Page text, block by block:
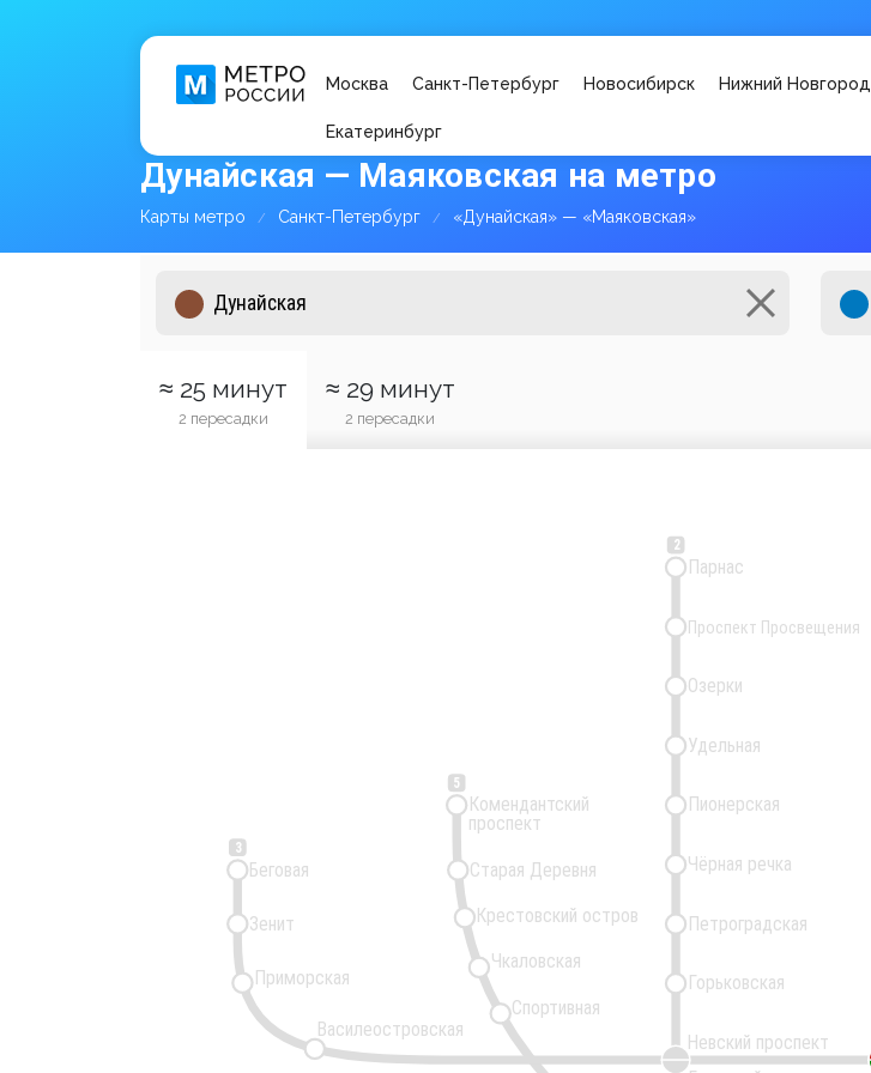
Москва Санкт-Петербург Новосибирск Нижний Новгород
Екатеринбург
Дунайская — Маяковская на метро
Карты метро Санкт-Петербург «Дунайская» — «Маяковская»
≈ 25 минут
2 пересадки
≈ 29 минут
2 пересадки
3
5
2
Спортивная
Василеостровская
Приморская
Чкаловская
Крестовский остров
Старая Деревня
Комендантский
проспект
Невский проспект
Горьковская
Петроградская
Чёрная речка
Пионерская
Удельная
Озерки
Проспект Просвещения
Парнас
Зенит
Беговая